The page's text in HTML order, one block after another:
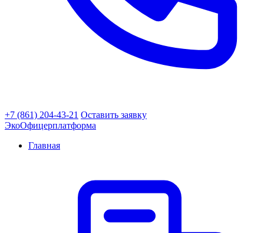
+7 (861) 204-43-21 Оставить заявку
ЭкоОфицерплатформа
Главная